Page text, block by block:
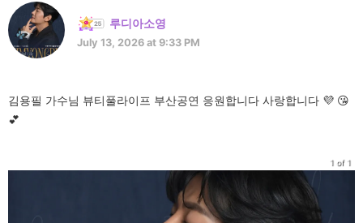
루디아소영
July 13, 2026 at 9:33 PM
김용필 가수님 뷰티풀라이프 부산공연 응원합니다 사랑합니다 💜 😘
💕
1 of 1